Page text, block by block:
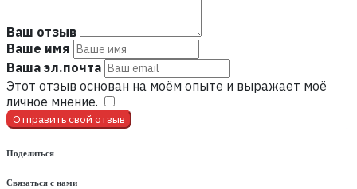
Ваш отзыв
Ваше имя
Ваша эл.почта
Этот отзыв основан на моём опыте и выражает моё
личное мнение.
Отправить свой отзыв
Поделиться
Связаться с нами